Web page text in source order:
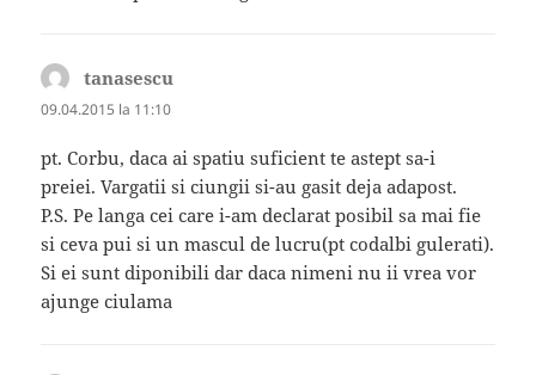
tanasescu
09.04.2015 la 11:10
pt. Corbu, daca ai spatiu suficient te astept sa-i
preiei. Vargatii si ciungii si-au gasit deja adapost.
P.S. Pe langa cei care i-am declarat posibil sa mai fie
si ceva pui si un mascul de lucru(pt codalbi gulerati).
Si ei sunt diponibili dar daca nimeni nu ii vrea vor
ajunge ciulama